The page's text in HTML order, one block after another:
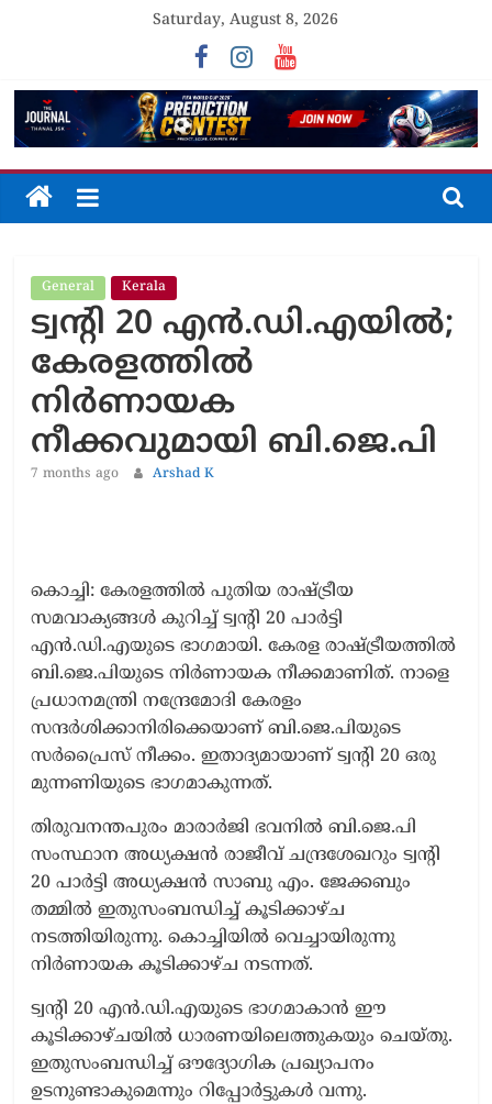
Saturday, August 8, 2026
The
Unfolding
The
Truth
General Kerala
ട്വന്റി 20 എൻ.ഡി.എയിൽ;
കേരളത്തിൽ
നിർണായക
നീക്കവുമായി ബി.ജെ.പി
7 months ago Arshad K
കൊച്ചി: കേരളത്തിൽ പുതിയ രാഷ്ട്രീയ
സമവാക്യങ്ങൾ കുറിച്ച് ട്വന്റി 20 പാർട്ടി
എൻ.ഡി.എയുടെ ഭാഗമായി. കേരള രാഷ്ട്രീയത്തിൽ
ബി.ജെ.പിയുടെ നിർണായക നീക്കമാണിത്. നാളെ
പ്രധാനമന്ത്രി നന്ദ്രേമോദി കേരളം
സന്ദർശിക്കാനിരിക്കെയാണ് ബി.ജെ.പിയുടെ
സർപ്രൈസ് നീക്കം. ഇതാദ്യമായാണ് ട്വന്റി 20 ഒരു
മുന്നണിയുടെ ഭാഗമാകുന്നത്.
തിരുവനന്തപുരം മാരാർജി ഭവനിൽ ബി.ജെ.പി
സംസ്ഥാന അധ്യക്ഷൻ രാജീവ് ചന്ദ്രശേഖറും ട്വന്റി
20 പാർട്ടി അധ്യക്ഷൻ സാബു എം. ജേക്കബും
തമ്മിൽ ഇതുസംബന്ധിച്ച് കൂടിക്കാഴ്ച
നടത്തിയിരുന്നു. കൊച്ചിയിൽ വെച്ചായിരുന്നു
നിർണായക കൂടിക്കാഴ്ച നടന്നത്.
ട്വന്റി 20 എൻ.ഡി.എയുടെ ഭാഗമാകാൻ ഈ
കൂടിക്കാഴ്ചയിൽ ധാരണയിലെത്തുകയും ചെയ്തു.
ഇതുസംബന്ധിച്ച് ഔദ്യോഗിക പ്രഖ്യാപനം
ഉടനുണ്ടാകുമെന്നും റിപ്പോർട്ടുകൾ വന്നു.